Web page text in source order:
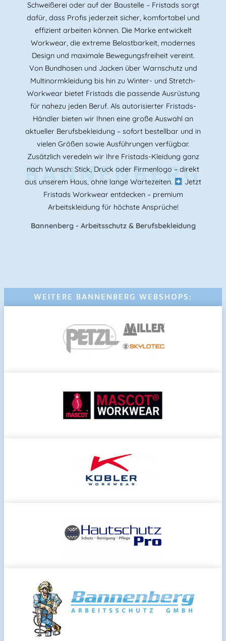
Schweißerei oder auf der Baustelle – Fristads sorgt
dafür, dass Profis jederzeit sicher, komfortabel und
effizient arbeiten können. Die Marke entwickelt
Workwear, die extreme Belastbarkeit, modernes
Design und maximale Bewegungsfreiheit vereint.
Von Bundhosen und Jacken über Warnschutz und
Multinormkleidung bis hin zu Winter- und Stretch-
Workwear bietet Fristads die passende Ausrüstung
für nahezu jeden Beruf. Als autorisierter Fristads-
Händler bieten wir Ihnen eine große Auswahl an
aktueller Berufsbekleidung – sofort bestellbar und in
vielen Größen sowie Ausführungen verfügbar.
Zusätzlich veredeln wir Ihre Fristads-Kleidung ganz
nach Wunsch: Stick, Druck oder Firmenlogo – direkt
aus unserem Haus, ohne lange Wartezeiten.
Jetzt
Fristads Workwear entdecken – premium
Arbeitskleidung für höchste Ansprüche!
Bannenberg - Arbeitsschutz & Berufsbekleidung
BANNENBERG
WEITERE BANNENBERG WEBSHOPS: